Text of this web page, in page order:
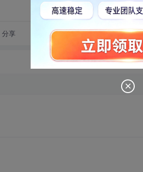
分享 转发到动态 举报